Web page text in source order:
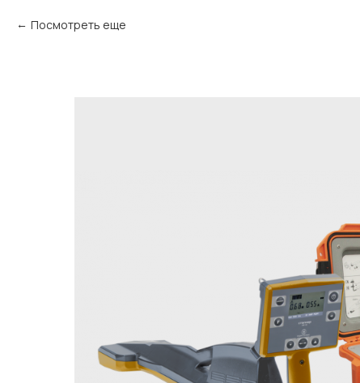
Посмотреть еще